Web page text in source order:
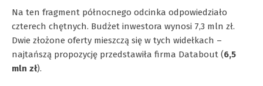
Na ten fragment północnego odcinka odpowiedziało
czterech chętnych. Budżet inwestora wynosi 7,3 mln zł.
Dwie złożone oferty mieszczą się w tych widełkach –
najtańszą propozycję przedstawiła firma Databout (6,5
mln zł).